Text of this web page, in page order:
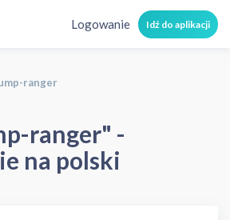
Logowanie Idź do aplikacji
ranger
ranger" -
na polski